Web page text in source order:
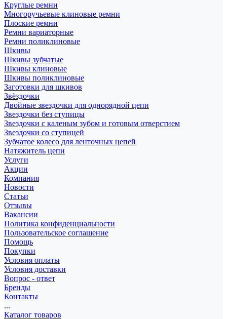
Круглые ремни
Многоручьевые клиновые ремни
Плоские ремни
Ремни вариаторные
Ремни поликлиновые
Шкивы
Шкивы зубчатые
Шкивы клиновые
Шкивы поликлиновые
Заготовки для шкивов
Звёздочки
Двойные звездочки для однорядной цепи
Звездочки без ступицы
Звездочки с каленым зубом и готовым отверстием
Звездочки со ступицей
Зубчатое колесо для ленточных цепей
Натяжитель цепи
Услуги
Акции
Компания
Новости
Статьи
Отзывы
Вакансии
Политика конфиденциальности
Пользовательское соглашение
Помощь
Покупки
Условия оплаты
Условия доставки
Вопрос - ответ
Бренды
Контакты
...
Каталог товаров